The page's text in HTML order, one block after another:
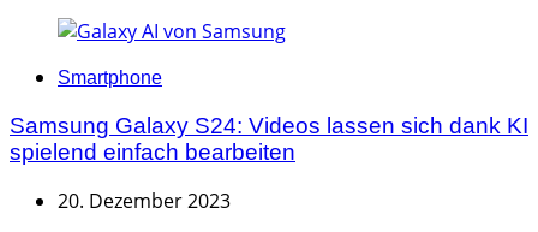
Categories
Smartphone
Samsung Galaxy S24: Videos lassen sich dank KI
spielend einfach bearbeiten
20. Dezember 2023